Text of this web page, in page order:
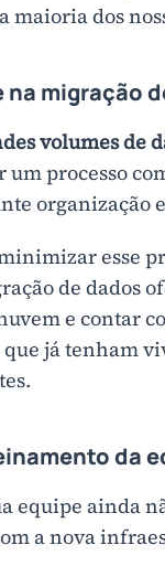
maioria dos
na migração
volumes de
um processo
organização
esse
de dados
e contar
já tenham
da
equipe ainda
a nova